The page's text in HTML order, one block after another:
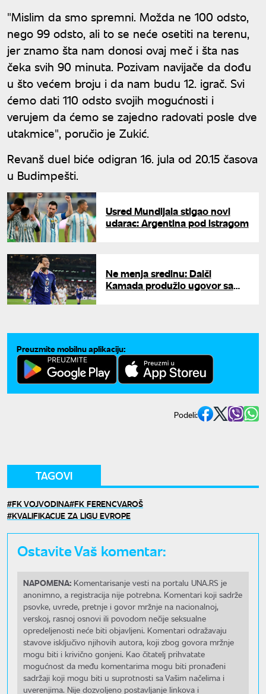
"Mislim da smo spremni. Možda ne 100 odsto,
nego 99 odsto, ali to se neće osetiti na terenu,
jer znamo šta nam donosi ovaj meč i šta nas
čeka svih 90 minuta. Pozivam navijače da dođu
u što većem broju i da nam budu 12. igrač. Svi
ćemo dati 110 odsto svojih mogućnosti i
verujem da ćemo se zajedno radovati posle dve
utakmice", poručio je Zukić.
Revanš duel biće odigran 16. jula od 20.15 časova
u Budimpešti.
Usred Mundijala stigao novi
udarac: Argentina pod istragom
Ne menja sredinu: Daiči
Kamada produžio ugovor sa
Preuzmite mobilnu aplikaciju:
Podeli:
TAGOVI
FK VOJVODINA FK FERENCVAROŠ
KVALIFIKACIJE ZA LIGU EVROPE
Ostavite Vaš komentar:
NAPOMENA: Komentarisanje vesti na portalu UNA.RS je
anonimno, a registracija nije potrebna. Komentari koji sadrže
psovke, uvrede, pretnje i govor mržnje na nacionalnoj,
verskoj, rasnoj osnovi ili povodom nečije seksualne
opredeljenosti neće biti objavljeni. Komentari odražavaju
stavove isključivo njihovih autora, koji zbog govora mržnje
mogu biti i krivično gonjeni. Kao čitatelj prihvatate
mogućnost da među komentarima mogu biti pronađeni
sadržaji koji mogu biti u suprotnosti sa Vašim načelima i
uverenjima. Nije dozvoljeno postavljanje linkova i